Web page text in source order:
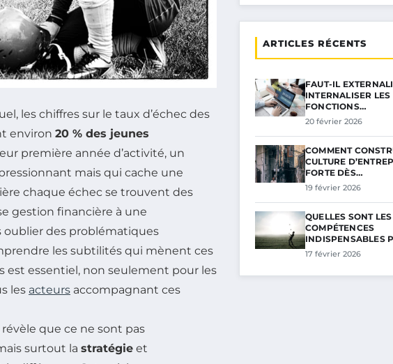
les chiffres sur le taux d’échec des
environ 20 % des jeunes
première année d’activité, un
mais qui cache une
chaque échec se trouvent des
gestion financière à une
oublier des problématiques
les subtilités qui mènent ces
est essentiel, non seulement pour les
les acteurs accompagnant ces
que ce ne sont pas
surtout la stratégie et
ARTICLES RÉCENTS
FAUT-IL
INTERNALISER LES
FONCTIONS…
20 février 2026
COMMENT
CULTURE
FORTE DÈS…
19 février 2026
QUELLES SONT LES
COMPÉTENCES
INDISPENSABLES
17 février 2026